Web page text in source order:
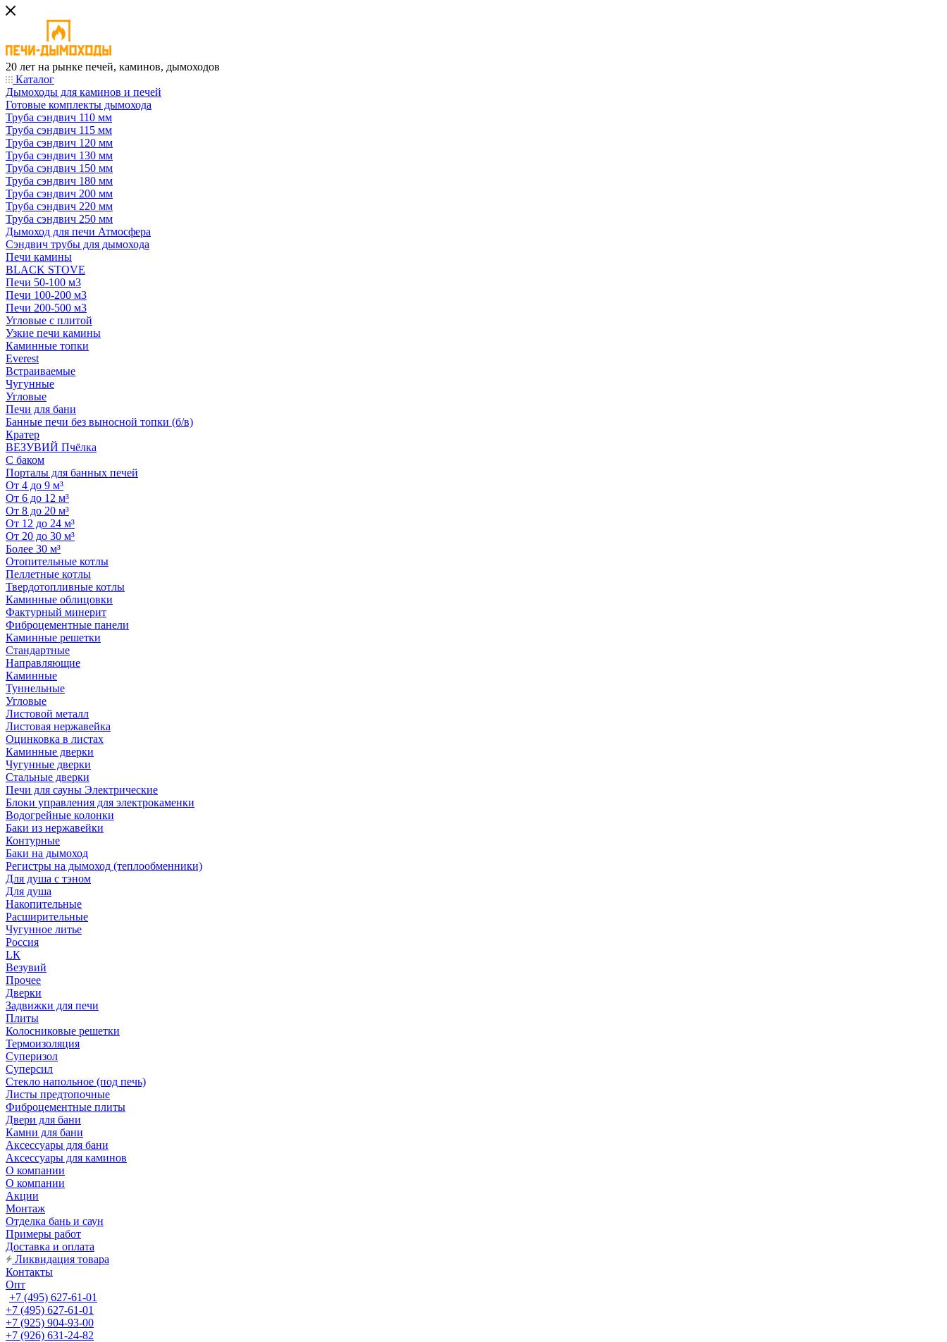
20 лет на рынке печей, каминов, дымоходов
Каталог
Дымоходы для каминов и печей
Готовые комплекты дымохода
Труба сэндвич 110 мм
Труба сэндвич 115 мм
Труба сэндвич 120 мм
Труба сэндвич 130 мм
Труба сэндвич 150 мм
Труба сэндвич 180 мм
Труба сэндвич 200 мм
Труба сэндвич 220 мм
Труба сэндвич 250 мм
Дымоход для печи Атмосфера
Сэндвич трубы для дымохода
Печи камины
BLACK STOVE
Печи 50-100 м3
Печи 100-200 м3
Печи 200-500 м3
Угловые с плитой
Узкие печи камины
Каминные топки
Everest
Встраиваемые
Чугунные
Угловые
Печи для бани
Банные печи без выносной топки (б/в)
Кратер
ВЕЗУВИЙ Пчёлка
С баком
Порталы для банных печей
От 4 до 9 м³
От 6 до 12 м³
От 8 до 20 м³
От 12 до 24 м³
От 20 до 30 м³
Более 30 м³
Отопительные котлы
Пеллетные котлы
Твердотопливные котлы
Каминные облицовки
Фактурный минерит
Фиброцементные панели
Каминные решетки
Стандартные
Направляющие
Каминные
Туннельные
Угловые
Листовой металл
Листовая нержавейка
Оцинковка в листах
Каминные дверки
Чугунные дверки
Стальные дверки
Печи для сауны Электрические
Блоки управления для электрокаменки
Водогрейные колонки
Баки из нержавейки
Контурные
Баки на дымоход
Регистры на дымоход (теплообменники)
Для душа с тэном
Для душа
Накопительные
Расширительные
Чугунное литье
Россия
LК
Везувий
Прочее
Дверки
Задвижки для печи
Плиты
Колосниковые решетки
Термоизоляция
Суперизол
Суперсил
Стекло напольное (под печь)
Листы предтопочные
Фиброцементные плиты
Двери для бани
Камни для бани
Аксессуары для бани
Аксессуары для каминов
О компании
О компании
Акции
Монтаж
Отделка бань и саун
Примеры работ
Доставка и оплата
Ликвидация товара
Контакты
Опт
+7 (495) 627-61-01
+7 (495) 627-61-01
+7 (925) 904-93-00
+7 (926) 631-24-82